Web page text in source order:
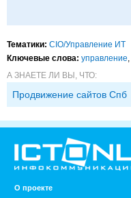
Тематики: CIO/Управление ИТ
Ключевые слова: управление
А ЗНАЕТЕ ЛИ ВЫ, ЧТО:
Продвижение сайтов Спб
О проекте